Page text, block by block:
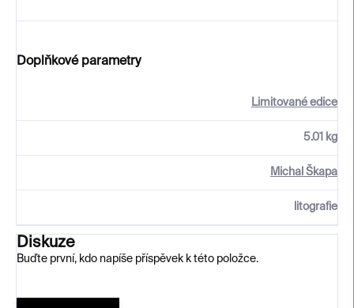
Doplňkové parametry
Limitované edice
5.01 kg
Michal Škapa
litografie
Diskuze
Buďte první, kdo napíše příspěvek k této položce.